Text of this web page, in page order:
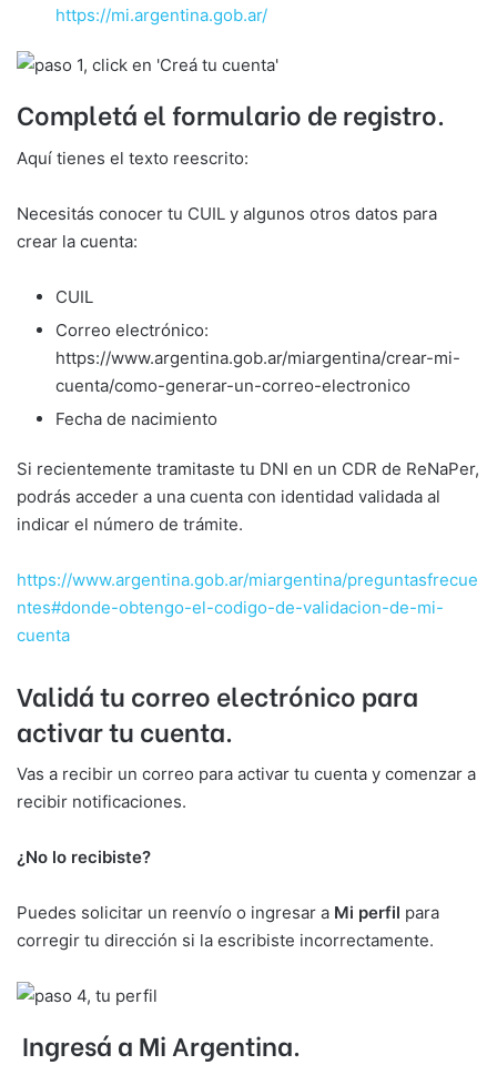
https://mi.argentina.gob.ar/
Completá el formulario de registro.
Aquí tienes el texto reescrito:
Necesitás conocer tu CUIL y algunos otros datos para
crear la cuenta:
CUIL
Correo electrónico:
https://www.argentina.gob.ar/miargentina/crear-mi-
cuenta/como-generar-un-correo-electronico
Fecha de nacimiento
Si recientemente tramitaste tu DNI en un CDR de ReNaPer,
podrás acceder a una cuenta con identidad validada al
indicar el número de trámite.
https://www.argentina.gob.ar/miargentina/preguntasfrecue
ntes#donde-obtengo-el-codigo-de-validacion-de-mi-
cuenta
Validá tu correo electrónico para
activar tu cuenta.
Vas a recibir un correo para activar tu cuenta y comenzar a
recibir notificaciones.
¿No lo recibiste?
Puedes solicitar un reenvío o ingresar a Mi perfil para
corregir tu dirección si la escribiste incorrectamente.
Ingresá a Mi Argentina.